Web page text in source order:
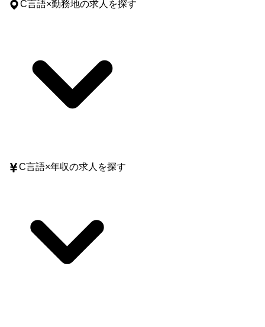
C言語×勤務地の求人を探す
C言語×年収の求人を探す